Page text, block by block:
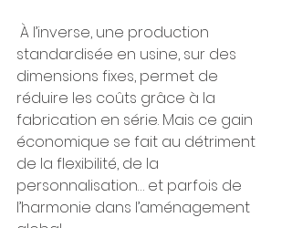
standardisée en usine, sur des
dimensions fixes, permet de
réduire les coûts grâce à la
fabrication en série. Mais ce gain
économique se fait au détriment
de la flexibilité, de la
personnalisation… et parfois de
l’harmonie dans l’aménagement